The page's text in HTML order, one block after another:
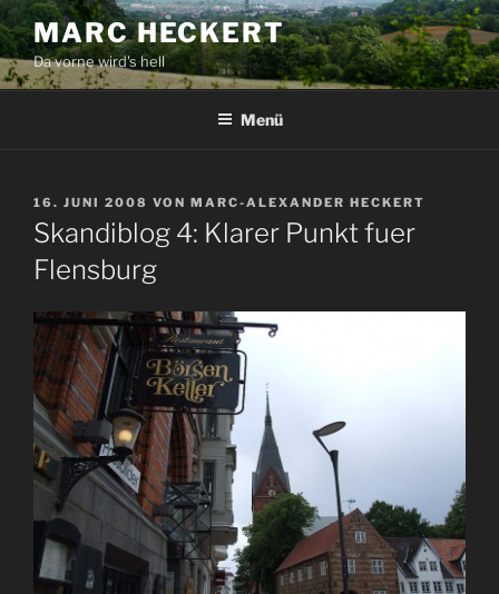
Zum
Inhalt
springen
MARC HECKERT
Da vorne wird's hell
Menü
VERÖFFENTLICHT
AM
16. JUNI 2008 VON MARC-ALEXANDER HECKERT
Skandiblog 4: Klarer Punkt fuer
Flensburg